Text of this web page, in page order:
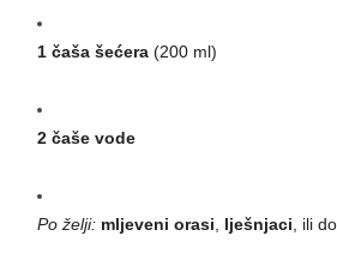
1 čaša šećera (200 ml)
2 čaše vode
Po želji: mljeveni orasi lješnjaci , ili